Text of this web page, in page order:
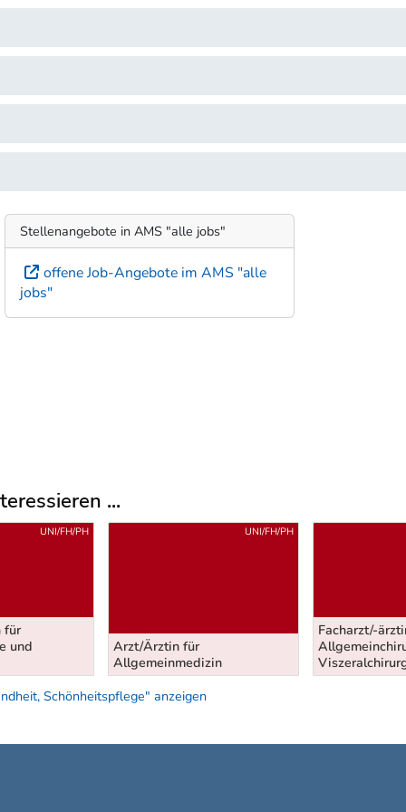
Stellenangebote in AMS "alle jobs"
offene Job-Angebote im AMS "alle
jobs"
...
für
und
UNI/FH/PH
Arzt/Ärztin für
Allgemeinmedizin
UNI/FH/PH
Facharzt/-
Schönheitspflege" anzeigen